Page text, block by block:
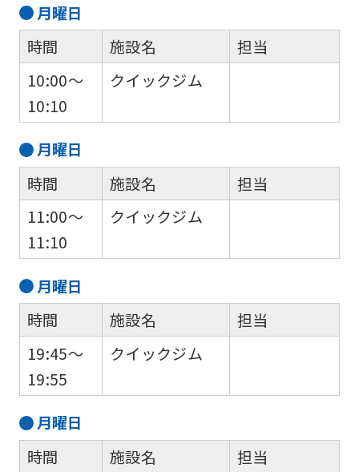
月曜日
時間
10:00～
10:10
施設名
クイックジム
担当
月曜日
時間
11:00～
11:10
施設名
クイックジム
担当
月曜日
時間
19:45～
19:55
施設名
クイックジム
担当
月曜日
時間
施設名
担当